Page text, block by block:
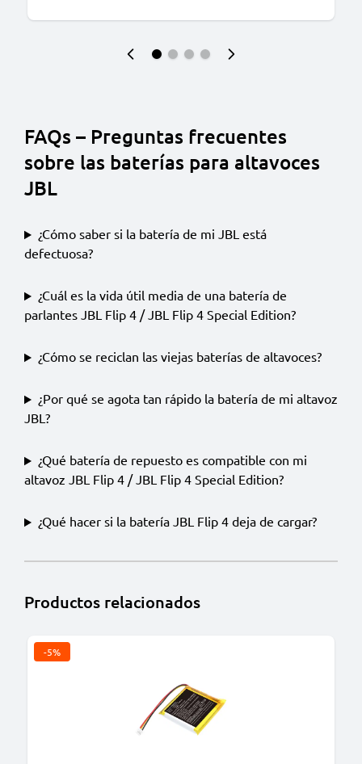
FAQs – Preguntas frecuentes
sobre las baterías para altavoces
JBL
¿Cómo saber si la batería de mi JBL está
defectuosa?
¿Cuál es la vida útil media de una batería de
parlantes JBL Flip 4 / JBL Flip 4 Special Edition?
¿Cómo se reciclan las viejas baterías de altavoces?
¿Por qué se agota tan rápido la batería de mi altavoz
JBL?
¿Qué batería de repuesto es compatible con mi
altavoz JBL Flip 4 / JBL Flip 4 Special Edition?
¿Qué hacer si la batería JBL Flip 4 deja de cargar?
Productos relacionados
-5%